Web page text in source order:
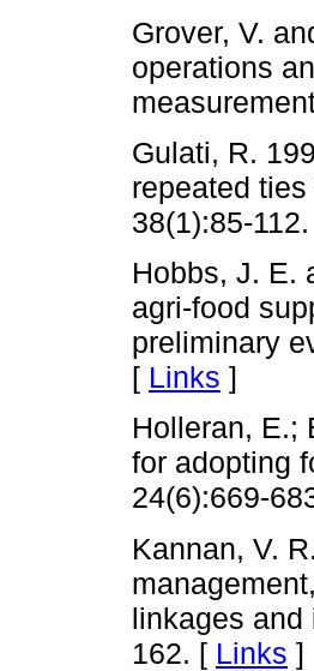
Grover, V.
operations
Gulati, R.
repeated
38(1):85-
Hobbs, J. E.
agri-food
preliminary
[ Links ]
Holleran, E.;
for adopting
24(6):669-
Kannan, V.
linkages and
162. [ Links ]